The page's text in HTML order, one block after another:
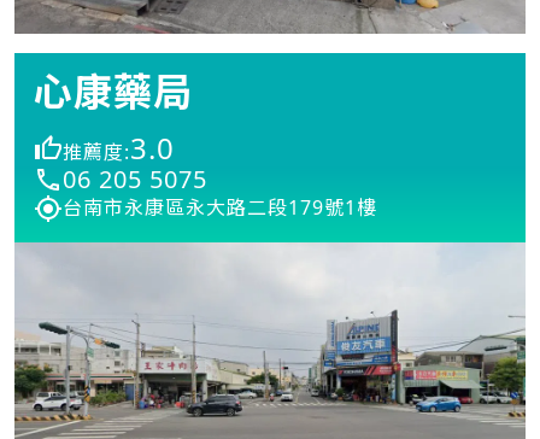
心康藥局
推薦度:3.0
06 205 5075
台南市永康區永大路二段179號1樓